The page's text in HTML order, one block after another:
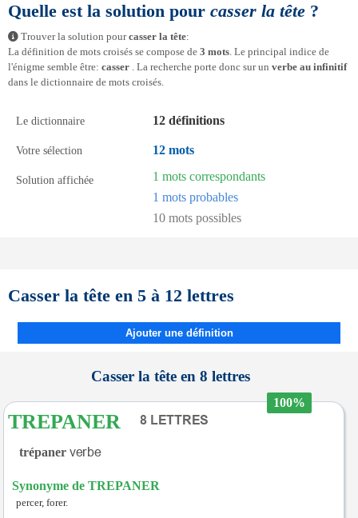
Quelle est la solution pour casser la tête ?
Trouver la solution pourcasser la tête:
La définition de mots croisés se compose de 3 mots. Le principal indice de
l'énigme semble être: casser . La recherche porte donc sur un verbe au infinitif
dans le dictionnaire de mots croisés.
Le dictionnaire 12 définitions
Votre sélection 12 mots
Solution affichée
1 mots correspondants
1 mots probables
10 mots possibles
Casser la tête en 5 à 12 lettres
Ajouter une définition
Casser la tête en 8 lettres
100%
TREPANER
trépaner
Synonyme de TREPANER
percer, forer.